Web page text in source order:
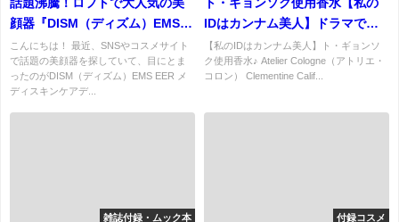
話題沸騰！ロフトで大人気の美
顔器『DISM（ディズム）EMS
EER メディスキンケアデバイ
ス』を徹底レビュー&口コミは？
自宅で美容医療級ケアが叶う神
こんにちは！ 最近、SNSやコスメサイト
で話題の美顔器を探していて、目にとま
ったのがDISM（ディズム）EMS EER メ
ディスキンケアデ...
ト・ギョンソク使用香水【私の
IDはカンナム美人】ドラマで超
話題「Atelier Cologne（アトリ
エ・コロン）の香水」はこちら♪
【私のIDはカンナム美人】ト・ギョンソ
ク使用香水♪ Atelier Cologne（アトリエ・
コロン） Clementine Calif...
雑誌付録・ムック本 付録コスメ